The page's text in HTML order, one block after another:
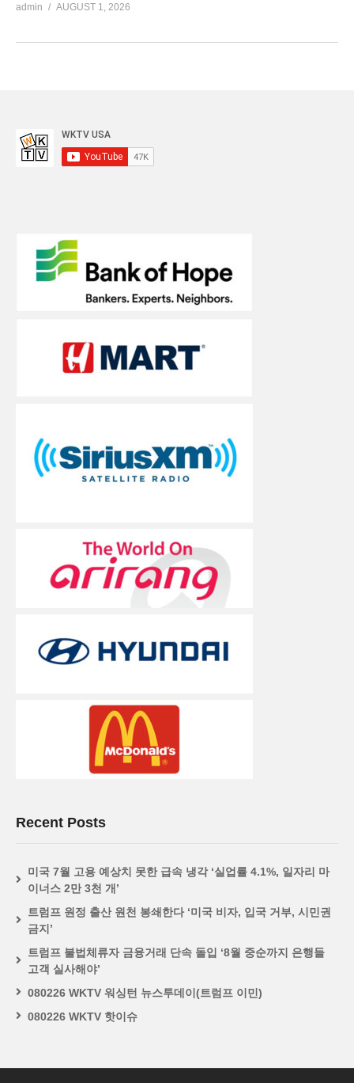
admin AUGUST 1, 2026
Recent Posts
미국 7월 고용 예상치 못한 급속 냉각 ‘실업률 4.1%, 일자리 마
이너스 2만 3천 개’
트럼프 원정 출산 원천 봉쇄한다 ‘미국 비자, 입국 거부, 시민권
금지’
트럼프 불법체류자 금융거래 단속 돌입 ‘8월 중순까지 은행들
고객 실사해야’
080226 WKTV 워싱턴 뉴스투데이(트럼프 이민)
080226 WKTV 핫이슈